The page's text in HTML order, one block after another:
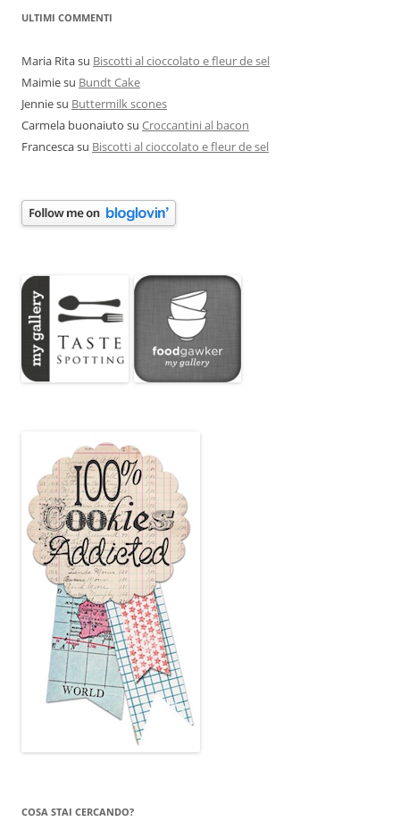
ULTIMI COMMENTI
Maria Ritasu Biscotti al cioccolato e fleur de sel
Maimiesu Bundt Cake
Jenniesu Buttermilk scones
Carmela buonaiuto su Croccantini al bacon
Francescasu Biscotti al cioccolato e fleur de sel
COSA STAI CERCANDO?